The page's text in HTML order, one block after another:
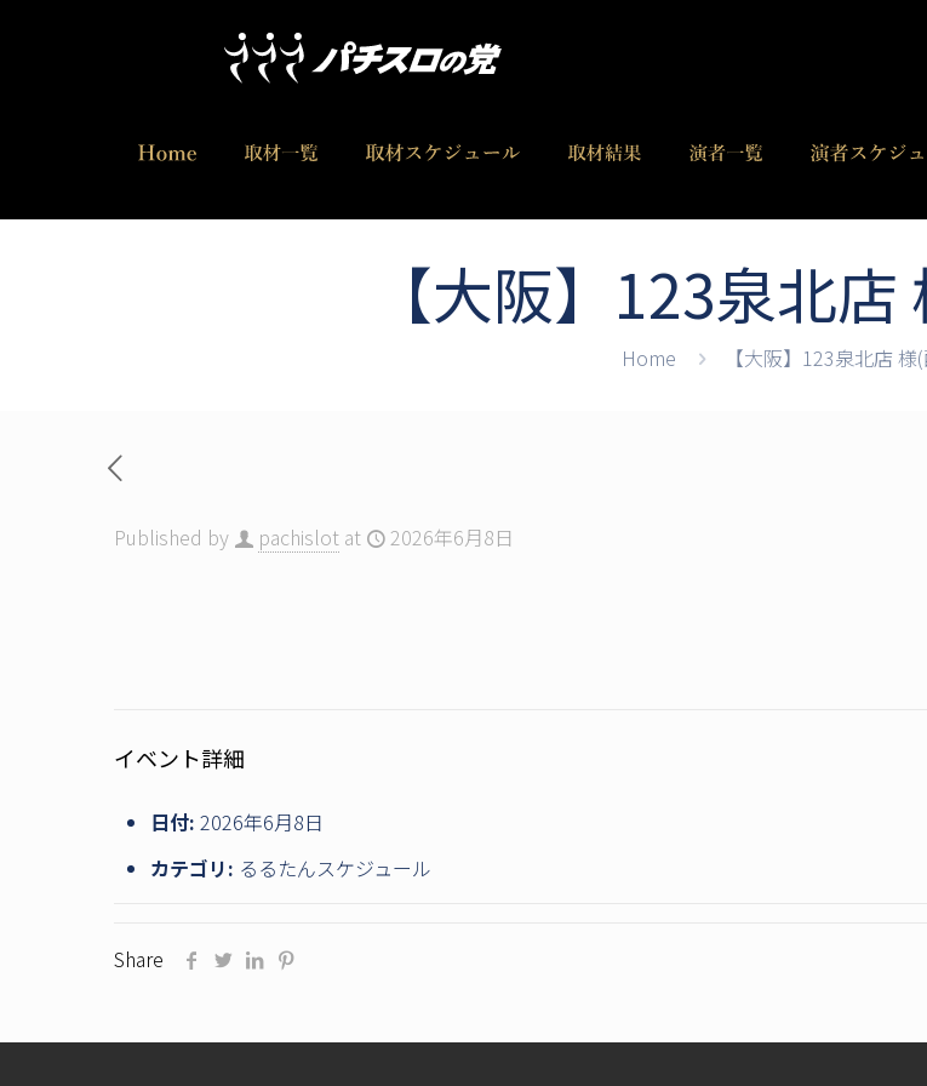
【大阪】123泉北
Home 【大阪】123泉北店 様
Published by pachislot at 2026年6月8日
イベント詳細
日付: 2026年6月8日
カテゴリ: るるたんスケジュール
Share